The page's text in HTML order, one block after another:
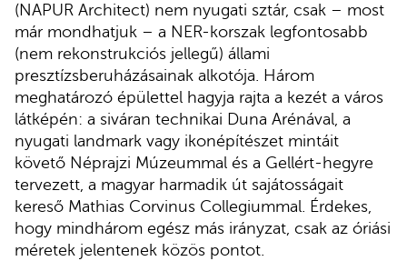
(NAPUR Architect) nem nyugati sztár, csak – most
már mondhatjuk – a NER-korszak legfontosabb
(nem rekonstrukciós jellegű) állami
presztízsberuházásainak alkotója. Három
meghatározó épülettel hagyja rajta a kezét a város
látképén: a siváran technikai Duna Arénával, a
nyugati landmark vagy ikonépítészet mintáit
követő Néprajzi Múzeummal és a Gellért-hegyre
tervezett, a magyar harmadik út sajátosságait
kereső Mathias Corvinus Collegiummal. Érdekes,
hogy mindhárom egész más irányzat, csak az óriási
méretek jelentenek közös pontot.